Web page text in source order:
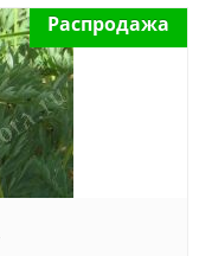
Распродажа